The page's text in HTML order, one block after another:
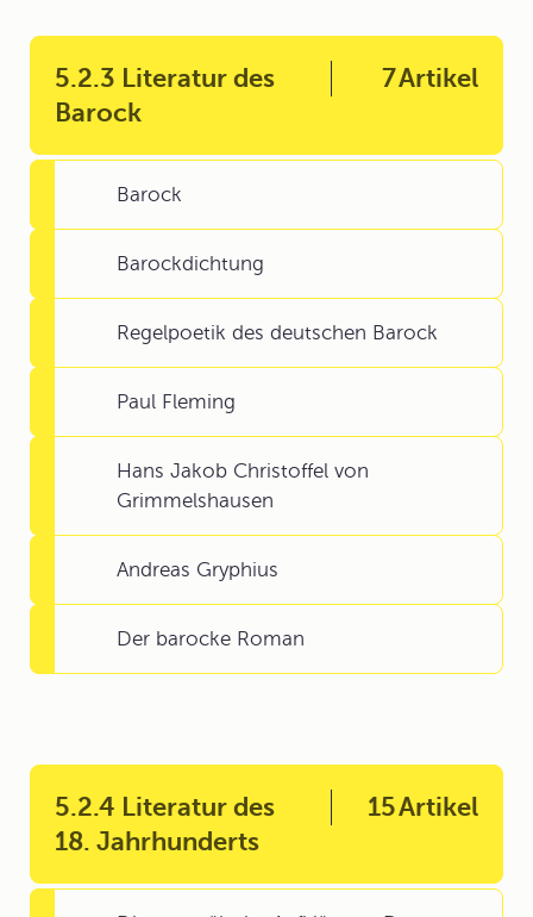
5.2.3 Literatur des
Barock
7Artikel
Barock
Barockdichtung
Regelpoetik des deutschen Barock
Paul Fleming
Hans Jakob Christoffel von
Grimmelshausen
Andreas Gryphius
Der barocke Roman
5.2.4 Literatur des
18. Jahrhunderts
15Artikel